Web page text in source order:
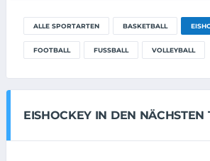
ALLE SPORTARTEN BASKETBALL
FOOTBALL FUSSBALL VOLLEYBALL
EISHOCKEY IN DEN NÄCHSTEN